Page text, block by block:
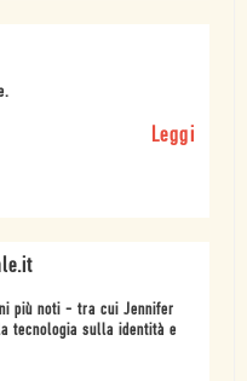
Leggi
più noti - tra cui Jennifer
tecnologia sulla identità e